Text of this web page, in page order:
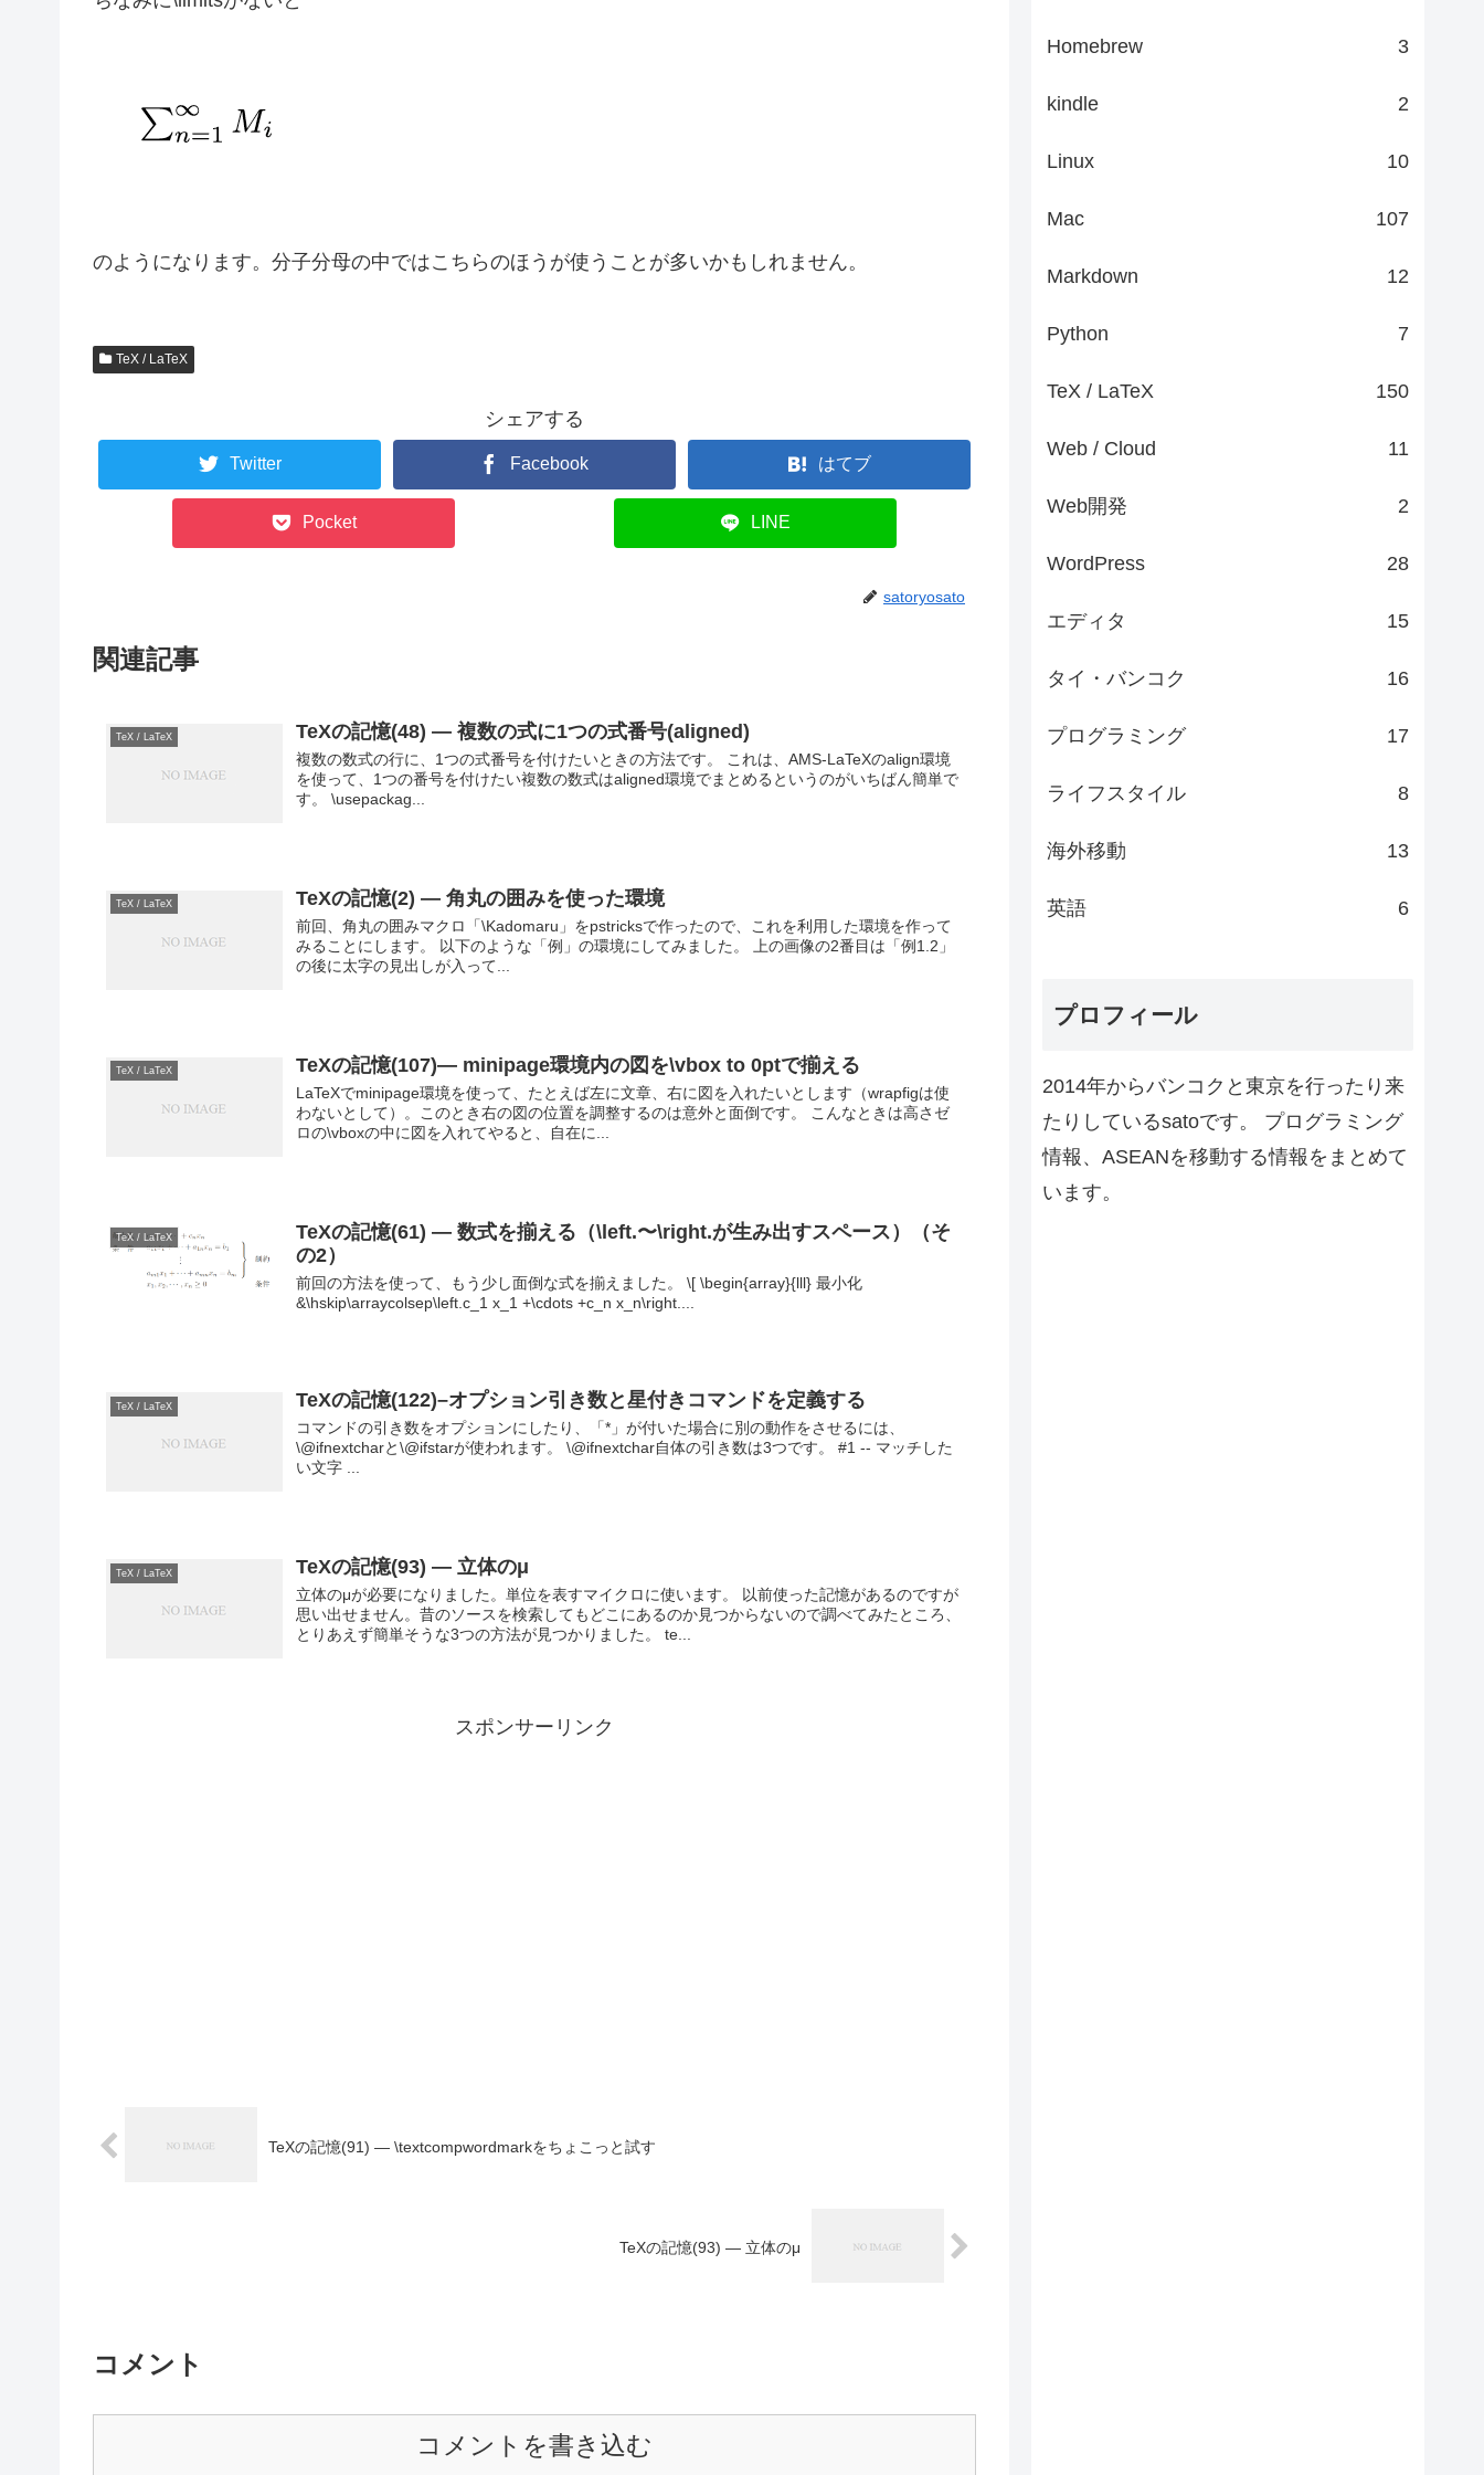
のようになります。分子分母の中ではこちらのほうが使うことが多いかもしれません。
TeX / LaTeX
シェアする
Twitter Facebook はてブ
Pocket LINE
satoryosato
関連記事
TeX / LaTeX TeXの記憶(48) — 複数の式に1つの式番号(aligned)
複数の数式の行に、1つの式番号を付けたいときの方法です。 これは、AMS-LaTeXのalign環境
を使って、1つの番号を付けたい複数の数式はaligned環境でまとめるというのがいちばん簡単で
す。 \usepackag...
TeX / LaTeX TeXの記憶(2) — 角丸の囲みを使った環境
前回、角丸の囲みマクロ「\Kadomaru」をpstricksで作ったので、これを利用した環境を作って
みることにします。 以下のような「例」の環境にしてみました。 上の画像の2番目は「例1.2」
の後に太字の見出しが入って...
TeX / LaTeX TeXの記憶(107)— minipage環境内の図を\vbox to 0ptで揃える
LaTeXでminipage環境を使って、たとえば左に文章、右に図を入れたいとします（wrapfigは使
わないとして）。このとき右の図の位置を調整するのは意外と面倒です。 こんなときは高さゼ
ロの\vboxの中に図を入れてやると、自在に...
TeX / LaTeX
TeXの記憶(61) — 数式を揃える（\left.〜\right.が生み出すスペース）（そ
の2）
前回の方法を使って、もう少し面倒な式を揃えました。 \[ \begin{array}{lll} 最小化
&\hskip\arraycolsep\left.c_1 x_1 +\cdots +c_n x_n\right....
TeX / LaTeX TeXの記憶(122)–オプション引き数と星付きコマンドを定義する
コマンドの引き数をオプションにしたり、「*」が付いた場合に別の動作をさせるには、
\@ifnextcharと\@ifstarが使われます。 \@ifnextchar自体の引き数は3つです。 #1 -- マッチした
い文字 ...
TeX / LaTeX TeXの記憶(93) — 立体のμ
立体のμが必要になりました。単位を表すマイクロに使います。 以前使った記憶があるのですが
思い出せません。昔のソースを検索してもどこにあるのか見つからないので調べてみたところ、
とりあえず簡単そうな3つの方法が見つかりました。 te...
スポンサーリンク
TeXの記憶(91) — \textcompwordmarkをちょこっと試す
TeXの記憶(93) — 立体のμ
コメント
コメントを書き込む
Homebrew 3
kindle 2
Linux 10
Mac 107
Markdown 12
Python 7
TeX / LaTeX 150
Web / Cloud 11
Web開発 2
WordPress 28
エディタ 15
タイ・バンコク 16
プログラミング 17
ライフスタイル 8
海外移動 13
英語 6
プロフィール
2014年からバンコクと東京を行ったり来
たりしているsatoです。 プログラミング
情報、ASEANを移動する情報をまとめて
います。